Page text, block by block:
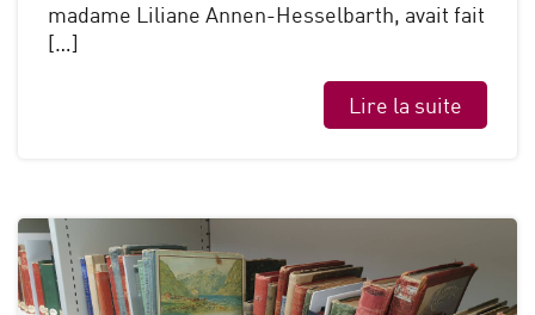
madame Liliane Annen-Hesselbarth, avait fait
[…]
Lire la suite